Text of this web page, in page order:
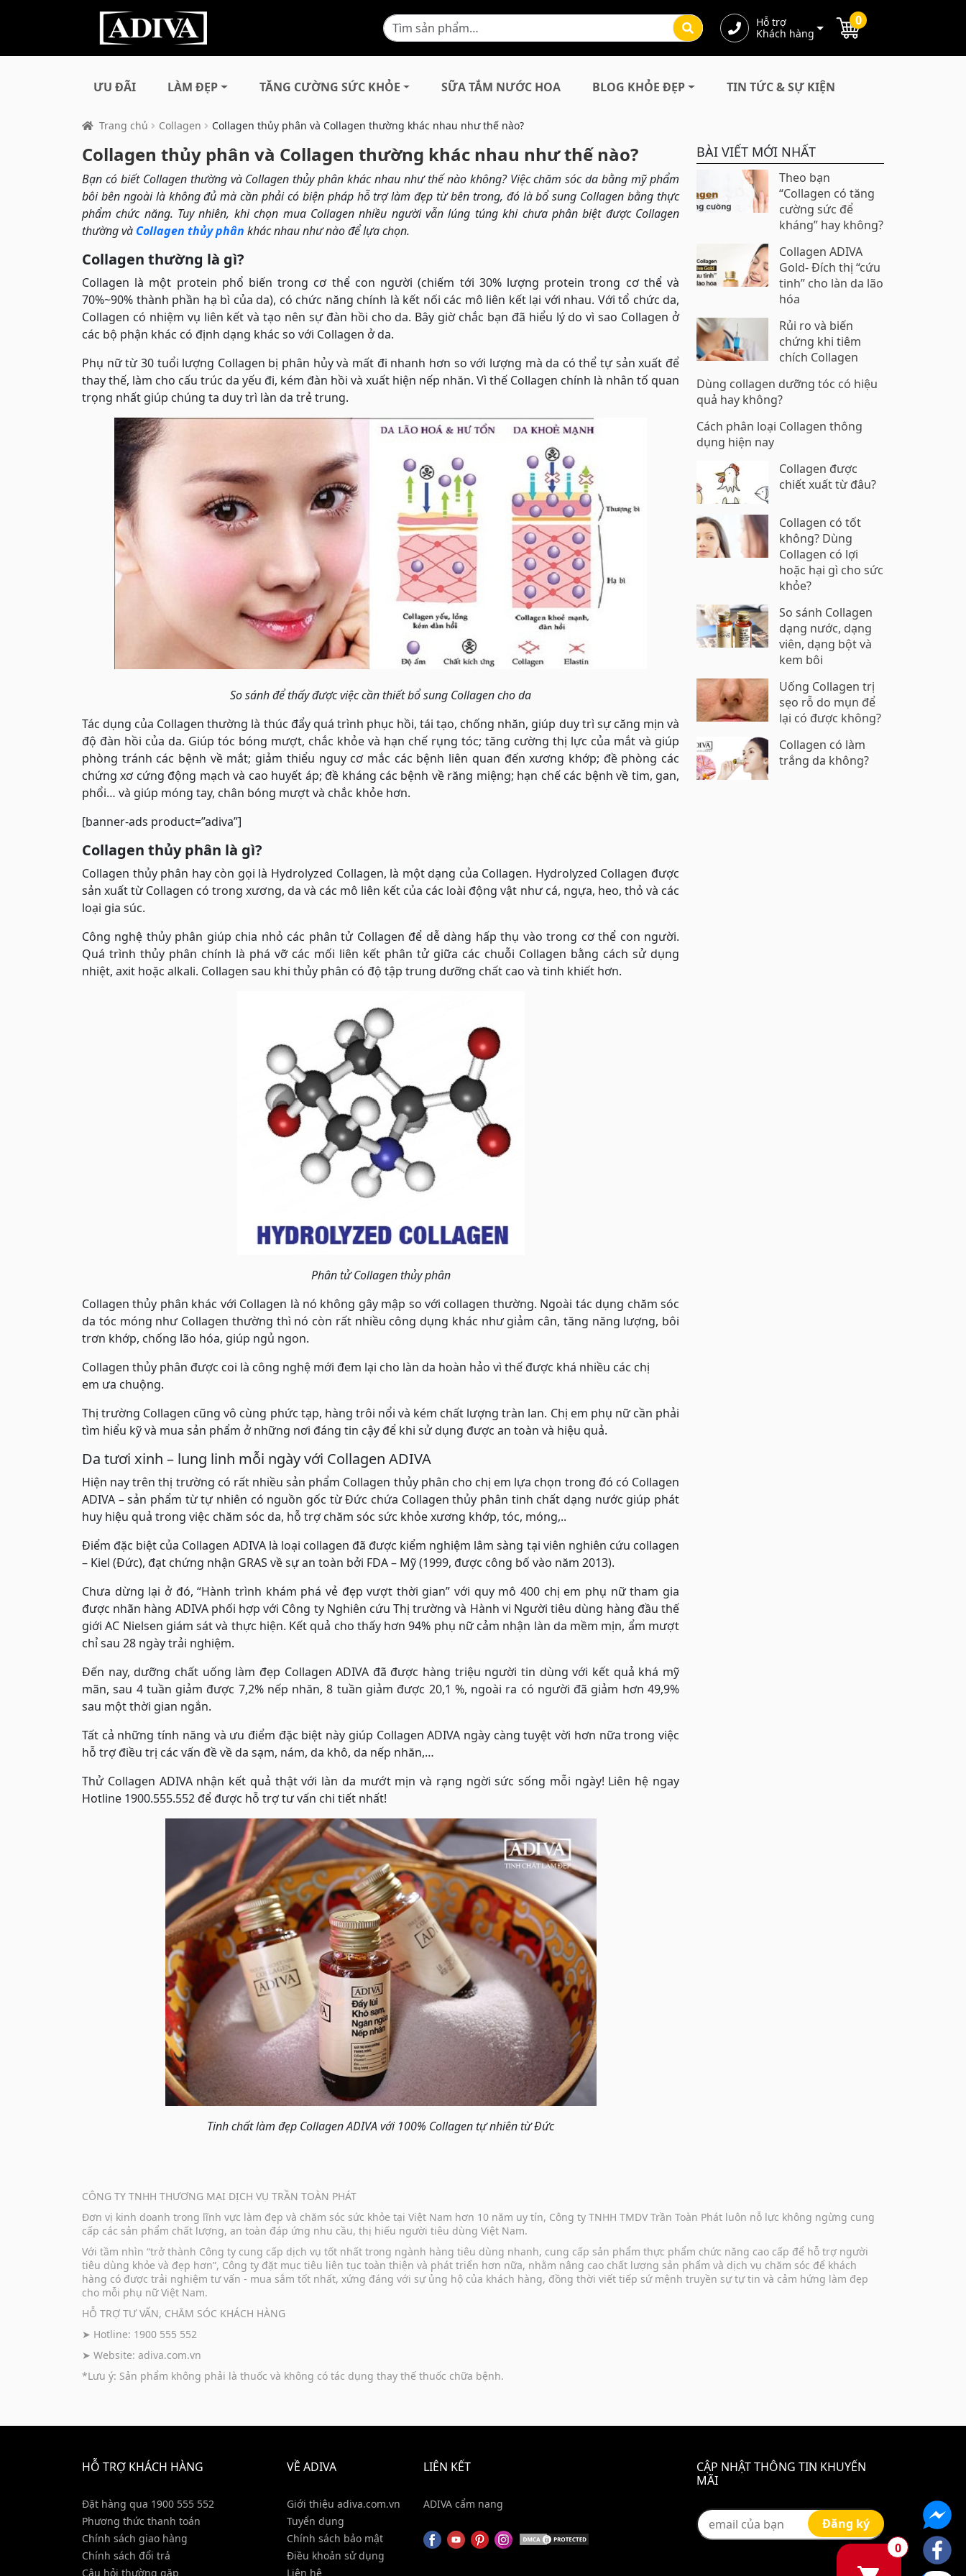
Hỗ trợ
Khách hàng
0
ƯU ĐÃI LÀM ĐẸP TĂNG CƯỜNG SỨC KHỎE SỮA TẮM NƯỚC HOA BLOG KHỎE ĐẸP TIN TỨC & SỰ KIỆN
Trang chủ Collagen Collagen thủy phân và Collagen thường khác nhau như thế nào?
Collagen thủy phân và Collagen thường khác nhau như thế nào?
Bạn có biết Collagen thường và Collagen thủy phân khác nhau như thế nào không? Việc chăm sóc da bằng mỹ phẩm
bôi bên ngoài là không đủ mà cần phải có biện pháp hỗ trợ làm đẹp từ bên trong, đó là bổ sung Collagen bằng thực
phẩm chức năng. Tuy nhiên, khi chọn mua Collagen nhiều người vẫn lúng túng khi chưa phân biệt được Collagen
thường và Collagen thủy phân khác nhau như nào để lựa chọn.
Collagen thường là gì?
Collagen là một protein phổ biến trong cơ thể con người (chiếm tới 30% lượng protein trong cơ thể và
70%~90% thành phần hạ bì của da), có chức năng chính là kết nối các mô liên kết lại với nhau. Với tổ chức da,
Collagen có nhiệm vụ liên kết và tạo nên sự đàn hồi cho da. Bây giờ chắc bạn đã hiểu lý do vì sao Collagen ở
các bộ phận khác có định dạng khác so với Collagen ở da.
Phụ nữ từ 30 tuổi lượng Collagen bị phân hủy và mất đi nhanh hơn so với lượng mà da có thể tự sản xuất để
thay thế, làm cho cấu trúc da yếu đi, kém đàn hồi và xuất hiện nếp nhăn. Vì thế Collagen chính là nhân tố quan
trọng nhất giúp chúng ta duy trì làn da trẻ trung.
So sánh để thấy được việc cần thiết bổ sung Collagen cho da
Tác dụng của Collagen thường là thúc đẩy quá trình phục hồi, tái tạo, chống nhăn, giúp duy trì sự căng mịn và
độ đàn hồi của da. Giúp tóc bóng mượt, chắc khỏe và hạn chế rụng tóc; tăng cường thị lực của mắt và giúp
phòng tránh các bệnh về mắt; giảm thiểu nguy cơ mắc các bệnh liên quan đến xương khớp; đề phòng các
chứng xơ cứng động mạch và cao huyết áp; đề kháng các bệnh về răng miệng; hạn chế các bệnh về tim, gan,
phổi… và giúp móng tay, chân bóng mượt và chắc khỏe hơn.
[banner-ads product=”adiva”]
Collagen thủy phân là gì?
Collagen thủy phân hay còn gọi là Hydrolyzed Collagen, là một dạng của Collagen. Hydrolyzed Collagen được
sản xuất từ Collagen có trong xương, da và các mô liên kết của các loài động vật như cá, ngựa, heo, thỏ và các
loại gia súc.
Công nghệ thủy phân giúp chia nhỏ các phân tử Collagen để dễ dàng hấp thụ vào trong cơ thể con người.
Quá trình thủy phân chính là phá vỡ các mối liên kết phân tử giữa các chuỗi Collagen bằng cách sử dụng
nhiệt, axit hoặc alkali. Collagen sau khi thủy phân có độ tập trung dưỡng chất cao và tinh khiết hơn.
Phân tử Collagen thủy phân
Collagen thủy phân khác với Collagen là nó không gây mập so với collagen thường. Ngoài tác dụng chăm sóc
da tóc móng như Collagen thường thì nó còn rất nhiều công dụng khác như giảm cân, tăng năng lượng, bôi
trơn khớp, chống lão hóa, giúp ngủ ngon.
Collagen thủy phân được coi là công nghệ mới đem lại cho làn da hoàn hảo vì thế được khá nhiều các chị
em ưa chuộng.
Thị trường Collagen cũng vô cùng phức tạp, hàng trôi nổi và kém chất lượng tràn lan. Chị em phụ nữ cần phải
tìm hiểu kỹ và mua sản phẩm ở những nơi đáng tin cậy để khi sử dụng được an toàn và hiệu quả.
Da tươi xinh – lung linh mỗi ngày với Collagen ADIVA
Hiện nay trên thị trường có rất nhiều sản phẩm Collagen thủy phân cho chị em lựa chọn trong đó có Collagen
ADIVA – sản phẩm từ tự nhiên có nguồn gốc từ Đức chứa Collagen thủy phân tinh chất dạng nước giúp phát
huy hiệu quả trong việc chăm sóc da, hỗ trợ chăm sóc sức khỏe xương khớp, tóc, móng,..
Điểm đặc biệt của Collagen ADIVA là loại collagen đã được kiểm nghiệm lâm sàng tại viên nghiên cứu collagen
– Kiel (Đức), đạt chứng nhận GRAS về sự an toàn bởi FDA – Mỹ (1999, được công bố vào năm 2013).
Chưa dừng lại ở đó, “Hành trình khám phá vẻ đẹp vượt thời gian” với quy mô 400 chị em phụ nữ tham gia
được nhãn hàng ADIVA phối hợp với Công ty Nghiên cứu Thị trường và Hành vi Người tiêu dùng hàng đầu thế
giới AC Nielsen giám sát và thực hiện. Kết quả cho thấy hơn 94% phụ nữ cảm nhận làn da mềm mịn, ẩm mượt
chỉ sau 28 ngày trải nghiệm.
Đến nay, dưỡng chất uống làm đẹp Collagen ADIVA đã được hàng triệu người tin dùng với kết quả khá mỹ
mãn, sau 4 tuần giảm được 7,2% nếp nhăn, 8 tuần giảm được 20,1 %, ngoài ra có người đã giảm hơn 49,9%
sau một thời gian ngắn.
Tất cả những tính năng và ưu điểm đặc biệt này giúp Collagen ADIVA ngày càng tuyệt vời hơn nữa trong việc
hỗ trợ điều trị các vấn đề về da sạm, nám, da khô, da nếp nhăn,…
Thử Collagen ADIVA nhận kết quả thật với làn da mướt mịn và rạng ngời sức sống mỗi ngày! Liên hệ ngay
Hotline 1900.555.552 để được hỗ trợ tư vấn chi tiết nhất!
Tinh chất làm đẹp Collagen ADIVA với 100% Collagen tựnhiên từĐức
BÀI VIẾT MỚI NHẤT
Theo bạn
“Collagen có tăng
cường sức để
kháng” hay không?
Collagen ADIVA
Gold- Đích thị “cứu
tinh” cho làn da lão
hóa
Rủi ro và biến
chứng khi tiêm
chích Collagen
Dùng collagen dưỡng tóc có hiệu
quả hay không?
Cách phân loại Collagen thông
dụng hiện nay
Collagen được
chiết xuất từ đâu?
Collagen có tốt
không? Dùng
Collagen có lợi
hoặc hại gì cho sức
khỏe?
So sánh Collagen
dạng nước, dạng
viên, dạng bột và
kem bôi
Uống Collagen trị
sẹo rỗ do mụn để
lại có được không?
Collagen có làm
trắng da không?
CÔNG TY TNHH THƯƠNG MẠI DỊCH VỤ TRẦN TOÀN PHÁT
Đơn vị kinh doanh trong lĩnh vực làm đẹp và chăm sóc sức khỏe tại Việt Nam hơn 10 năm uy tín, Công ty TNHH TMDV Trần Toàn Phát luôn nỗ lực không ngừng cung
cấp các sản phẩm chất lượng, an toàn đáp ứng nhu cầu, thị hiếu người tiêu dùng Việt Nam.
Với tầm nhìn “trở thành Công ty cung cấp dịch vụ tốt nhất trong ngành hàng tiêu dùng nhanh, cung cấp sản phẩm thực phẩm chức năng cao cấp để hỗ trợ người
tiêu dùng khỏe và đẹp hơn”, Công ty đặt mục tiêu liên tục toàn thiện và phát triển hơn nữa, nhằm nâng cao chất lượng sản phẩm và dịch vụ chăm sóc để khách
hàng có được trải nghiệm tư vấn - mua sắm tốt nhất, xứng đáng với sự ủng hộ của khách hàng, đồng thời viết tiếp sứ mệnh truyền sự tự tin và cảm hứng làm đẹp
cho mỗi phụ nữ Việt Nam.
HỖ TRỢ TƯ VẤN, CHĂM SÓC KHÁCH HÀNG
➤ Hotline: 1900 555 552
➤ Website: adiva.com.vn
*Lưu ý: Sản phẩm không phải là thuốc và không có tác dụng thay thế thuốc chữa bệnh.
HỖ TRỢ KHÁCH HÀNG
Đặt hàng qua 1900 555 552
Phương thức thanh toán
Chính sách giao hàng
Chính sách đổi trả
Câu hỏi thường gặp
VỀ ADIVA
Giới thiệu adiva.com.vn
Tuyển dụng
Chính sách bảo mật
Điều khoản sử dụng
Liên hệ
LIÊN KẾT
ADIVA cẩm nang
CẬP NHẬT THÔNG TIN KHUYẾN
MÃI
0